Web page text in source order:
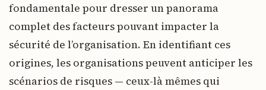
fondamentale pour dresser un panorama
complet des facteurs pouvant impacter la
sécurité de l’organisation. En identifiant ces
origines, les organisations peuvent anticiper les
scénarios de risques — ceux-là mêmes qui